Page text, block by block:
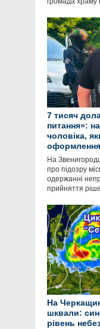
7 тисяч
питання»:
чоловіка,
На
про підозру
одержанні
прийняття
На
шквали:
рівень